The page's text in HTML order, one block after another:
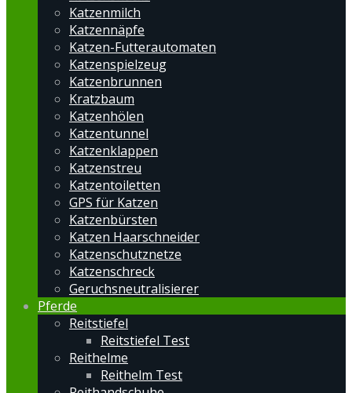
Katzenmilch
Katzennäpfe
Katzen-Futterautomaten
Katzenspielzeug
Katzenbrunnen
Kratzbaum
Katzenhölen
Katzentunnel
Katzenklappen
Katzenstreu
Katzentoiletten
GPS für Katzen
Katzenbürsten
Katzen Haarschneider
Katzenschutznetze
Katzenschreck
Geruchsneutralisierer
Pferde
Reitstiefel
Reitstiefel Test
Reithelme
Reithelm Test